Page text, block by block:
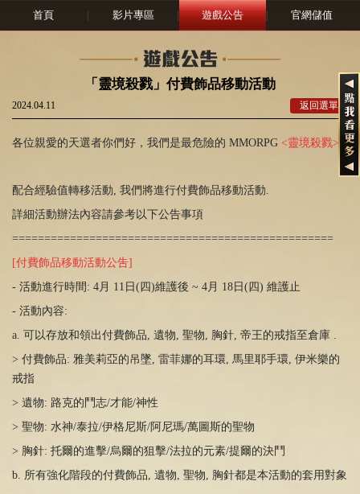
首頁 | 影片專區 | 遊戲公告 | 官網儲值
「靈境殺戮」付費飾品移動活動
2024.04.11 返回選單
各位親愛的天選者你們好，我們是最危險的 MMORPG <靈境殺戮>
配合經驗值轉移活動, 我們將進行付費飾品移動活動.
詳細活動辦法內容請參考以下公告事項
==================================================
[付費飾品移動活動公吿]
- 活動進行時間: 4月 11日(四)維護後 ~ 4月 18日(四) 維護止
- 活動內容:
a. 可以存放和領出付費飾品, 遺物, 聖物, 胸針, 帝王的戒指至倉庫 .
> 付費飾品: 雅美莉亞的吊墜, 雷菲娜的耳環, 馬里耶手環, 伊米樂的
戒指
> 遺物: 路克的鬥志/才能/神性
> 聖物: 水神/泰拉/伊格尼斯/阿尼瑪/萬圖斯的聖物
> 胸針: 托爾的進擊/烏爾的狙擊/法拉的元素/提爾的決鬥
b. 所有強化階段的付費飾品, 遺物, 聖物, 胸針都是本活動的套用對象